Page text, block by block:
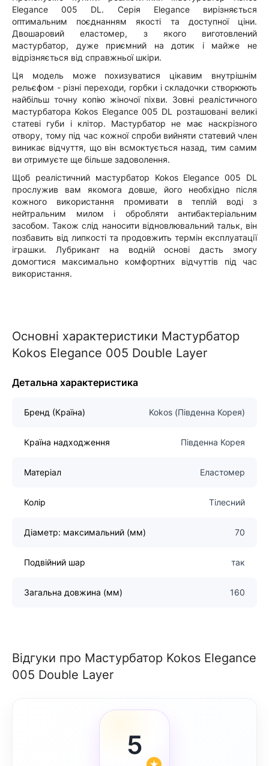
Elegance 005 DL. Серія Elegance вирізняється
оптимальним поєднанням якості та доступної ціни.
Двошаровий еластомер, з якого виготовлений
мастурбатор, дуже приємний на дотик і майже не
відрізняється від справжньої шкіри.
Ця модель може похизуватися цікавим внутрішнім
рельєфом - різні переходи, горбки і складочки створюють
найбільш точну копію жіночої піхви. Зовні реалістичного
мастурбатора Kokos Elegance 005 DL розташовані великі
статеві губи і клітор. Мастурбатор не має наскрізного
отвору, тому під час кожної спроби вийняти статевий член
виникає відчуття, що він всмоктується назад, тим самим
ви отримуєте ще більше задоволення.
Щоб реалістичний мастурбатор Kokos Elegance 005 DL
прослужив вам якомога довше, його необхідно після
кожного використання промивати в теплій воді з
нейтральним милом і обробляти антибактеріальним
засобом. Також слід наносити відновлювальний тальк, він
позбавить від липкості та продовжить термін експлуатації
іграшки. Лубрикант на водній основі дасть змогу
домогтися максимально комфортних відчуттів під час
використання.
Основні характеристики Мастурбатор
Kokos Elegance 005 Double Layer
Детальна характеристика
Бренд (Країна) Kokos (Південна Корея)
Країна надходження Південна Корея
Матеріал Еластомер
Колір Тілесний
Діаметр: максимальний (мм) 70
Подвійний шар так
Загальна довжина (мм) 160
Відгуки про Мастурбатор Kokos Elegance
005 Double Layer
5